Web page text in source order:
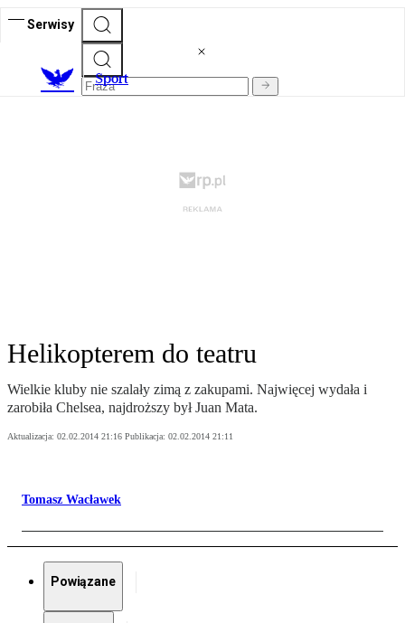
Serwisy
Sport
Helikopterem do teatru
Wielkie kluby nie szalały zimą z zakupami. Najwięcej wydała i
zarobiła Chelsea, najdroższy był Juan Mata.
Aktualizacja: 02.02.2014 21:16 Publikacja: 02.02.2014 21:11
Tomasz Wacławek
Powiązane